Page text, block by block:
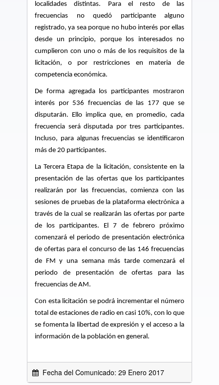
localidades distintas. Para el resto de las
frecuencias no quedó participante alguno
registrado, ya sea porque no hubo interés por ellas
desde un principio, porque los interesados no
cumplieron con uno o más de los requisitos de la
licitación, o por restricciones en materia de
competencia económica.
De forma agregada los participantes mostraron
interés por 536 frecuencias de las 177 que se
disputarán. Ello implica que, en promedio, cada
frecuencia será disputada por tres participantes.
Incluso, para algunas frecuencias se identificaron
más de 20 participantes.
La Tercera Etapa de la licitación, consistente en la
presentación de las ofertas que los participantes
realizarán por las frecuencias, comienza con las
sesiones de pruebas de la plataforma electrónica a
través de la cual se realizarán las ofertas por parte
de los participantes. El 7 de febrero próximo
comenzará el periodo de presentación electrónica
de ofertas para el concurso de las 146 frecuencias
de FM y una semana más tarde comenzará el
periodo de presentación de ofertas para las
frecuencias de AM.
Con esta licitación se podrá incrementar el número
total de estaciones de radio en casi 10%, con lo que
se fomenta la libertad de expresión y el acceso a la
información de la población en general.
Fecha del Comunicado: 29 Enero 2017